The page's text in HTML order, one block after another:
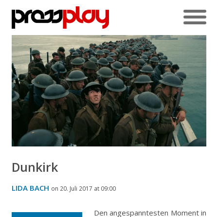
Dunkirk
LIDA BACH on 20. Juli 2017 at 09:00
Den angespanntesten Moment in